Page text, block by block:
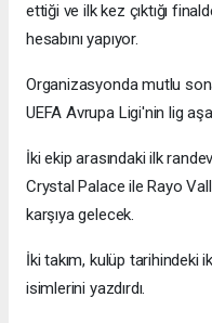
ettiği ve ilk kez çıktığı
hesabını yapıyor.
Organizasyonda mutlu
UEFA Avrupa Ligi'nin lig
İki ekip arasındaki ilk
Crystal Palace ile Rayo
karşıya gelecek.
İki takım, kulüp tarihindeki
isimlerini yazdırdı.